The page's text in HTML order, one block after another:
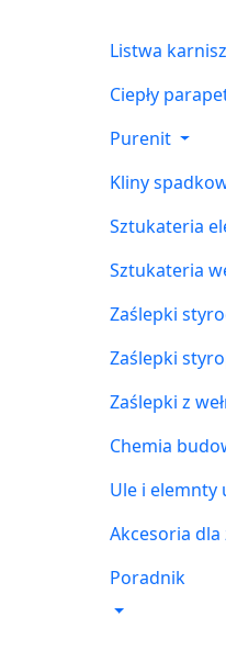
Listwa
Ciepły
Purenit
Kliny
Sztukateria
Sztukateria
Zaślepki
Zaślepki
Zaślepki z
Chemia
Ule i elemnty
Akcesoria
Poradnik